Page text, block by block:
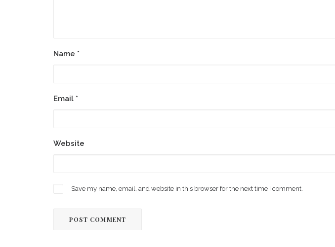
Name *
Email *
Website
Save my name, email, and website in this browser for the next time I comment.